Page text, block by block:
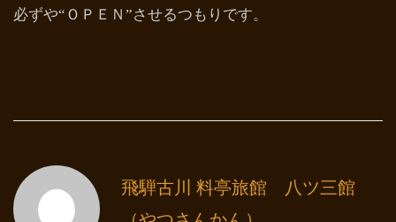
必ずや“ＯＰＥＮ”させるつもりです。
飛騨古川 料亭旅館 八ツ三館